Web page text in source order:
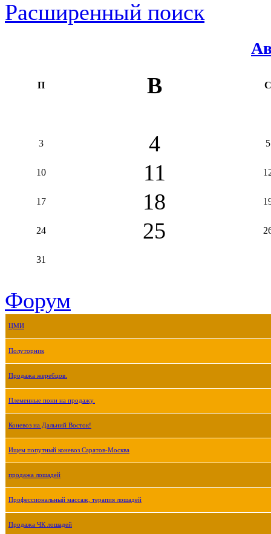
Расширенный поиск
П В С
3 4 5
10 11
17 18
24 25
31
Форум
ЦМИ
Полуторник
Продажа жеребцов.
Племенные пони на продажу.
Коневоз на Дальний Восток!
Ищем попутный коневоз Саратов-Москва
продажа лошадей
Профессиональный массаж, терапия лошадей
Продажа ЧК лошадей